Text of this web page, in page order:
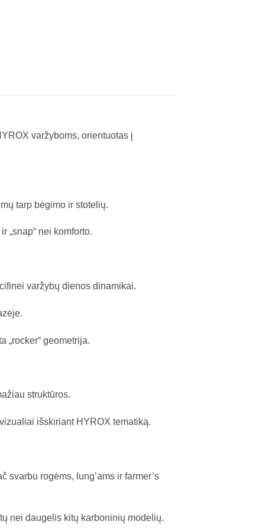
varžyboms, orientuotas į
tarp bėgimo ir stotelių.
„snap“ nei komforto.
varžybų dienos dinamikai.
„rocker“ geometrija.
struktūros.
išskiriant HYROX tematiką.
rogėms, lung’ams ir farmer’s
nei daugelis kitų karboninių modelių.